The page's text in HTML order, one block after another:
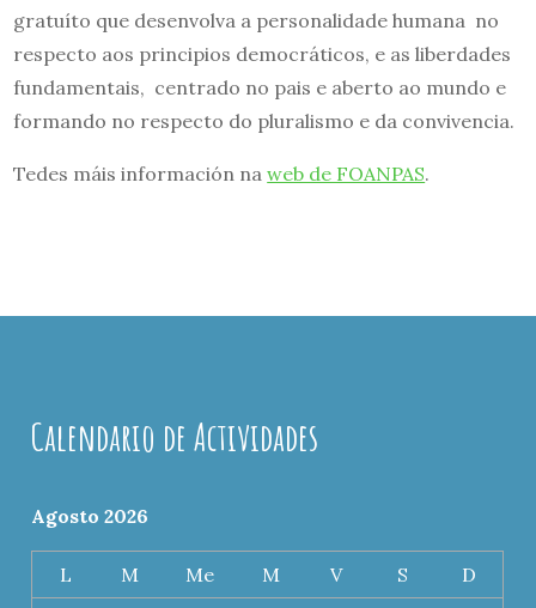
gratuíto que desenvolva a personalidade humana no
respecto aos principios democráticos, e as liberdades
fundamentais, centrado no pais e aberto ao mundo e
formando no respecto do pluralismo e da convivencia.
Tedes máis información naweb de FOANPAS.
Calendario de Actividades
Agosto 2026
L M Me M V S
D